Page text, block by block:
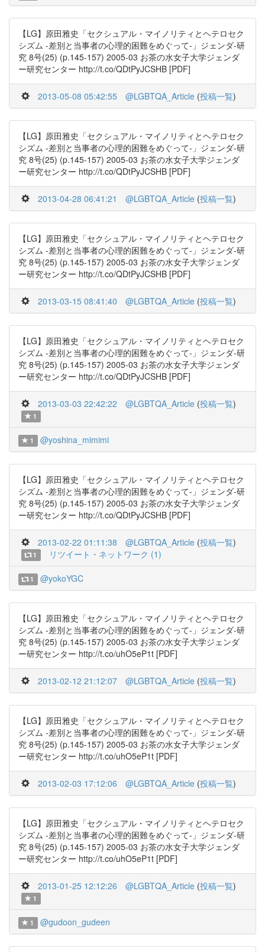
【LG】原田雅史「セクシュアル・マイノリティとヘテロセク
シズム -差別と当事者の心理的困難をめぐって-」ジェンダ-研
究 8号(25) (p.145-157) 2005-03 お茶の水女子大学ジェンダ
ー研究センター http://t.co/QDtPyJCSHB [PDF]
2013-05-08 05:42:55 @LGBTQA_Article (投稿一覧)
【LG】原田雅史「セクシュアル・マイノリティとヘテロセク
シズム -差別と当事者の心理的困難をめぐって-」ジェンダ-研
究 8号(25) (p.145-157) 2005-03 お茶の水女子大学ジェンダ
ー研究センター http://t.co/QDtPyJCSHB [PDF]
2013-04-28 06:41:21 @LGBTQA_Article (投稿一覧)
【LG】原田雅史「セクシュアル・マイノリティとヘテロセク
シズム -差別と当事者の心理的困難をめぐって-」ジェンダ-研
究 8号(25) (p.145-157) 2005-03 お茶の水女子大学ジェンダ
ー研究センター http://t.co/QDtPyJCSHB [PDF]
2013-03-15 08:41:40 @LGBTQA_Article (投稿一覧)
【LG】原田雅史「セクシュアル・マイノリティとヘテロセク
シズム -差別と当事者の心理的困難をめぐって-」ジェンダ-研
究 8号(25) (p.145-157) 2005-03 お茶の水女子大学ジェンダ
ー研究センター http://t.co/QDtPyJCSHB [PDF]
2013-03-03 22:42:22 @LGBTQA_Article (投稿一覧)
1
1 @yoshina_mimimi
【LG】原田雅史「セクシュアル・マイノリティとヘテロセク
シズム -差別と当事者の心理的困難をめぐって-」ジェンダ-研
究 8号(25) (p.145-157) 2005-03 お茶の水女子大学ジェンダ
ー研究センター http://t.co/QDtPyJCSHB [PDF]
2013-02-22 01:11:38 @LGBTQA_Article (投稿一覧)
1 リツイート・ネットワーク (1)
1 @yokoYGC
【LG】原田雅史「セクシュアル・マイノリティとヘテロセク
シズム -差別と当事者の心理的困難をめぐって-」ジェンダ-研
究 8号(25) (p.145-157) 2005-03 お茶の水女子大学ジェンダ
ー研究センター http://t.co/uhO5eP1t [PDF]
2013-02-12 21:12:07 @LGBTQA_Article (投稿一覧)
【LG】原田雅史「セクシュアル・マイノリティとヘテロセク
シズム -差別と当事者の心理的困難をめぐって-」ジェンダ-研
究 8号(25) (p.145-157) 2005-03 お茶の水女子大学ジェンダ
ー研究センター http://t.co/uhO5eP1t [PDF]
2013-02-03 17:12:06 @LGBTQA_Article (投稿一覧)
【LG】原田雅史「セクシュアル・マイノリティとヘテロセク
シズム -差別と当事者の心理的困難をめぐって-」ジェンダ-研
究 8号(25) (p.145-157) 2005-03 お茶の水女子大学ジェンダ
ー研究センター http://t.co/uhO5eP1t [PDF]
2013-01-25 12:12:26 @LGBTQA_Article (投稿一覧)
1
1 @gudoon_gudeen